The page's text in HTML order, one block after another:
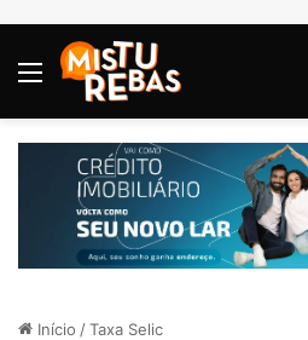
Menu
Início /Taxa Selic